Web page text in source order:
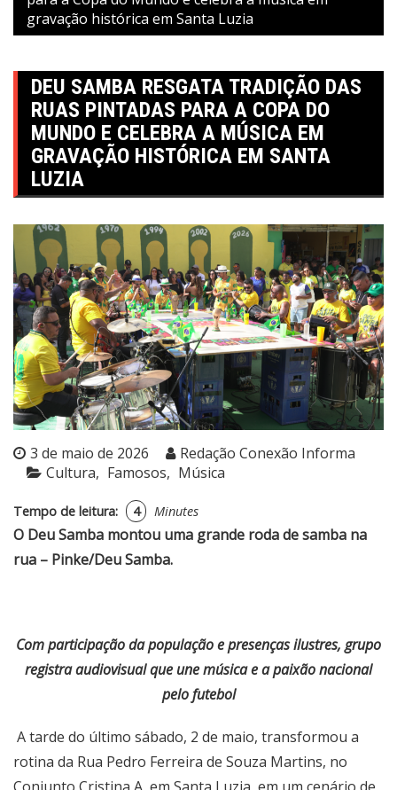
gravação histórica em Santa Luzia
DEU SAMBA RESGATA TRADIÇÃO DAS
RUAS PINTADAS PARA A COPA DO
MUNDO E CELEBRA A MÚSICA EM
GRAVAÇÃO HISTÓRICA EM SANTA
LUZIA
3 de maio de 2026
Redação Conexão Informa
Cultura
Famosos Música
Tempo de leitura: 4 Minutes
O Deu Samba montou uma grande roda de samba na
rua – Pinke/Deu Samba.
Com participação da população e presenças ilustres, grupo
registra audiovisual que une música e a paixão nacional
pelo futebol
A tarde do último sábado, 2 de maio, transformou a
rotina da Rua Pedro Ferreira de Souza Martins, no